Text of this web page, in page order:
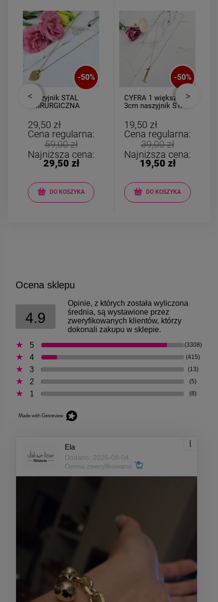
-50%
Naszyjnik STAL
CHIRURGICZNA
cyrkonie 2 cm
29,50 zł
Cena regularna:
59,00 zł
Najniższa cena:
29,50 zł
DO KOSZYKA
-50%
CYFRA 1 większa
3cm naszyjnik STAL
19,50 zł
Cena regularna:
39,00 zł
Najniższa cena:
19,50 zł
DO KOSZYKA
Ocena sklepu
4.9
Opinie, z których została wyliczona
średnia, są wystawione przez
zweryfikowanych klientów, którzy
dokonali zakupu w sklepie.
5
(3308)
4 (415)
3 (13)
2 (5)
1 (8)
Ela
Dodano: 2026-08-04
Opinia zweryfikowana